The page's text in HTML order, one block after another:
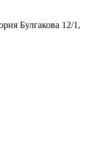
Булгакова 12/1,